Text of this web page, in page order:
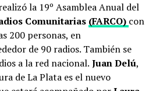
la 19º Asamblea Anual del
Comunitarias (FARCO) con
200 personas, en
de 90 radios. También se
a la red nacional. Juan Delú,
de La Plata es el nuevo